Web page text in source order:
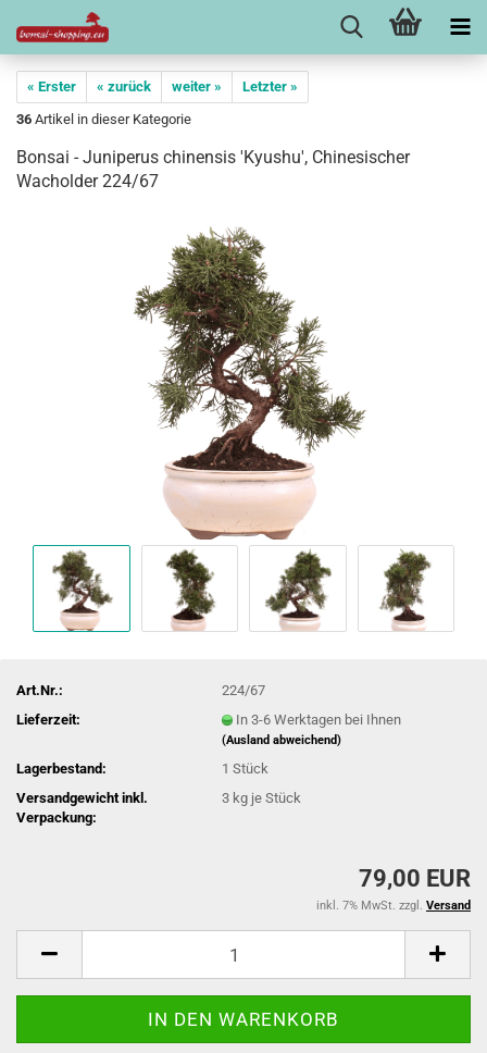
« Erster « zurück weiter »
Letzter »
36 Artikel in dieser Kategorie
Bonsai - Juniperus chinensis 'Kyushu', Chinesischer
Wacholder 224/67
Art.Nr.:
224/67
Lieferzeit:
In 3-6 Werktagen bei Ihnen
(Ausland abweichend)
Lagerbestand: 1Stück
Versandgewicht inkl.
Verpackung:
3 kg je Stück
79,00 EUR
inkl. 7% MwSt. zzgl. Versand